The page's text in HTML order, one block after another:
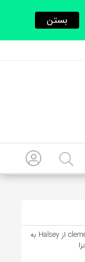
آهنگ انگلیسی clementine از Halsey به
بستن